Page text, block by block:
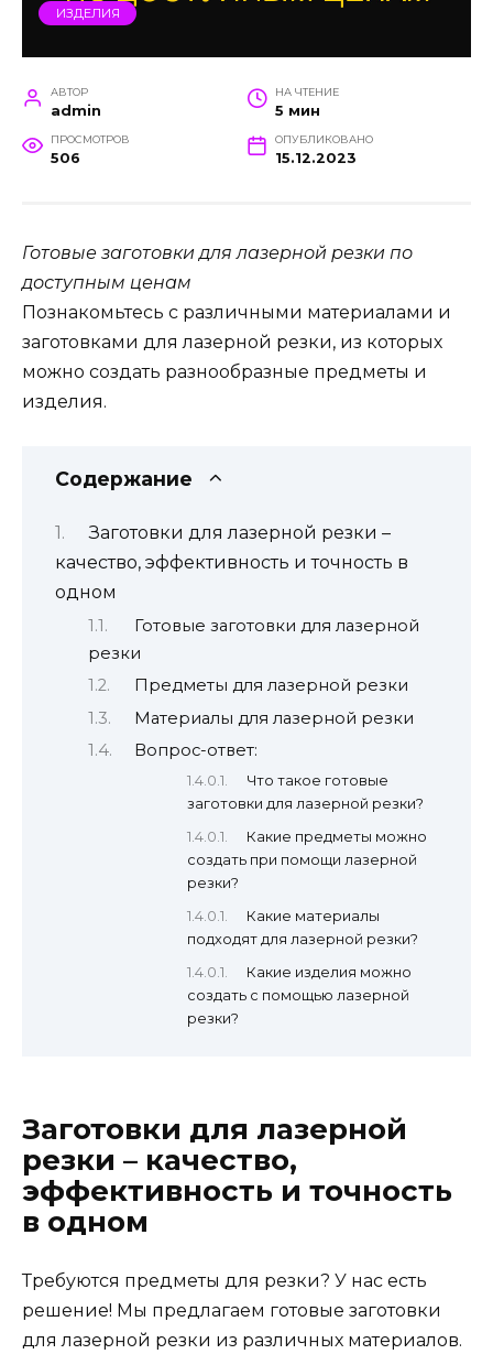
ИЗДЕЛИЯ
АВТОР
admin
НА ЧТЕНИЕ
5 мин
ПРОСМОТРОВ
506
ОПУБЛИКОВАНО
15.12.2023
Готовые заготовки для лазерной резки по
доступным ценам
Познакомьтесь с различными материалами и
заготовками для лазерной резки, из которых
можно создать разнообразные предметы и
изделия.
Содержание
Заготовки для лазерной резки –
качество, эффективность и точность в
одном
Готовые заготовки для лазерной
резки
Предметы для лазерной резки
Материалы для лазерной резки
Вопрос-ответ:
Что такое готовые
заготовки для лазерной резки?
Какие предметы можно
создать при помощи лазерной
резки?
Какие материалы
подходят для лазерной резки?
Какие изделия можно
создать с помощью лазерной
резки?
Заготовки для лазерной
резки – качество,
эффективность и точность
в одном
Требуются предметы для резки? У нас есть
решение! Мы предлагаем готовые заготовки
для лазерной резки из различных материалов.